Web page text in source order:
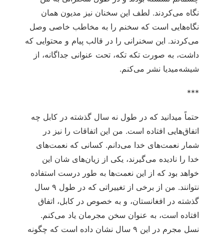
نگاه می‌کردند. لطف این سخنان نیز مدیون همان
نگاه‌هایی است که سخنم را به مخاطب خاصی وصل
می‌کردند. این سخنرانی را در قالب پیام و محتوایی که
داشت، به صورت تکه تکه، تحت عنوانی جداگانه، از
شیشه‌میدیا نشر می‌کنم.
***
حتماً می‏دانید که در طول نه سال گذشته در کابل چه
اتفاق‌هایی افتاده است. من این اتفاقات را نیز در
شمار نعمت‌‏های خدا می‌‏دانم. کسانی که نعمت‌‏های
خدا را نادیده می‌‏گیرند، یکی از زیان‏‌های شان این
خواهد بود که از این نعمت‌‏ها به طور درست استفاده
نتوانند. من از برخی از تغییراتی که در طول ۹ سال
گذشته در افغانستان، و به خصوص در کابل، اتفاق
افتاده است، به عنوان سخن مجرمان یاد می‌‏کنم.
نسل مجرم در این ۹ سال نشان داده است که چگونه